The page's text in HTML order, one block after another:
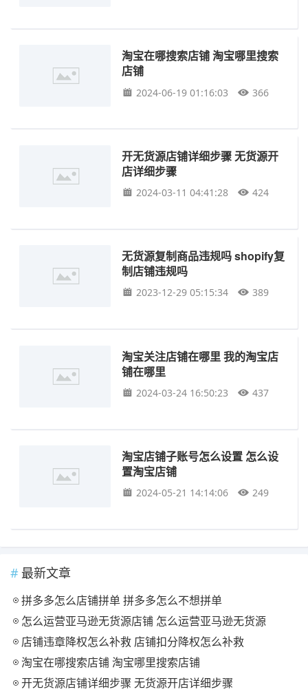
淘宝在哪搜索店铺 淘宝哪里搜索
店铺
2024-06-19 01:16:03 366
开无货源店铺详细步骤 无货源开
店详细步骤
2024-03-11 04:41:28 424
无货源复制商品违规吗 shopify复
制店铺违规吗
2023-12-29 05:15:34 389
淘宝关注店铺在哪里 我的淘宝店
铺在哪里
2024-03-24 16:50:23 437
淘宝店铺子账号怎么设置 怎么设
置淘宝店铺
2024-05-21 14:14:06 249
最新文章
拼多多怎么店铺拼单 拼多多怎么不想拼单
怎么运营亚马逊无货源店铺 怎么运营亚马逊无货源
店铺违章降权怎么补救 店铺扣分降权怎么补救
淘宝在哪搜索店铺 淘宝哪里搜索店铺
开无货源店铺详细步骤 无货源开店详细步骤